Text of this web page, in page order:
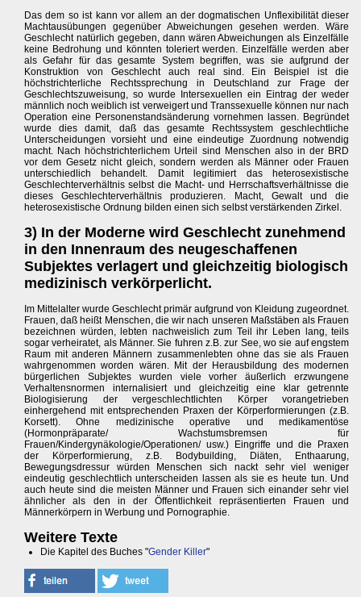
Das dem so ist kann vor allem an der dogmatischen Unflexibilität dieser
Machtausübungen gegenüber Abweichungen gesehen werden. Wäre
Geschlecht natürlich gegeben, dann wären Abweichungen als Einzelfälle
keine Bedrohung und könnten toleriert werden. Einzelfälle werden aber
als Gefahr für das gesamte System begriffen, was sie aufgrund der
Konstruktion von Geschlecht auch real sind. Ein Beispiel ist die
höchstrichterliche Rechtssprechung in Deutschland zur Frage der
Geschlechtszuweisung, so wurde Intersexuellen ein Eintrag der weder
männlich noch weiblich ist verweigert und Transsexuelle können nur nach
Operation eine Personenstandsänderung vornehmen lassen. Begründet
wurde dies damit, daß das gesamte Rechtssystem geschlechtliche
Unterscheidungen vorsieht und eine eindeutige Zuordnung notwendig
macht. Nach höchstrichterlichem Urteil sind Menschen also in der BRD
vor dem Gesetz nicht gleich, sondern werden als Männer oder Frauen
unterschiedlich behandelt. Damit legitimiert das heterosexistische
Geschlechterverhältnis selbst die Macht- und Herrschaftsverhältnisse die
dieses Geschlechterverhältnis produzieren. Macht, Gewalt und die
heterosexistische Ordnung bilden einen sich selbst verstärkenden Zirkel.
3) In der Moderne wird Geschlecht zunehmend
in den Innenraum des neugeschaffenen
Subjektes verlagert und gleichzeitig biologisch
medizinisch verkörperlicht.
Im Mittelalter wurde Geschlecht primär aufgrund von Kleidung zugeordnet.
Frauen, daß heißt Menschen, die wir nach unseren Maßstäben als Frauen
bezeichnen würden, lebten nachweislich zum Teil ihr Leben lang, teils
sogar verheiratet, als Männer. Sie fuhren z.B. zur See, wo sie auf engstem
Raum mit anderen Männern zusammenlebten ohne das sie als Frauen
wahrgenommen worden wären. Mit der Herausbildung des modernen
bürgerlichen Subjektes wurden viele vorher äußerlich erzwungene
Verhaltensnormen internalisiert und gleichzeitig eine klar getrennte
Biologisierung der vergeschlechtlichten Körper vorangetrieben
einhergehend mit entsprechenden Praxen der Körperformierungen (z.B.
Korsett). Ohne medizinische operative und medikamentöse
(Hormonpräparate/ Wachstumsbremsen für
Frauen/Kindergynäkologie/Operationen/ usw.) Eingriffe und die Praxen
der Körperformierung, z.B. Bodybuilding, Diäten, Enthaarung,
Bewegungsdressur würden Menschen sich nackt sehr viel weniger
eindeutig geschlechtlich unterscheiden lassen als sie es heute tun. Und
auch heute sind die meisten Männer und Frauen sich einander sehr viel
ähnlicher als den in der Öffentlichkeit repräsentierten Frauen und
Männerkörpern in Werbung und Pornographie.
Weitere Texte
Die Kapitel des Buches "Gender Killer"